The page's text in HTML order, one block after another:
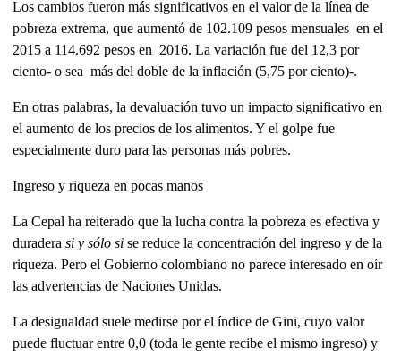
Los cambios fueron más significativos en el valor de la línea de
pobreza extrema, que aumentó de 102.109 pesos mensuales en el
2015 a 114.692 pesos en 2016. La variación fue del 12,3 por
ciento- o sea más del doble de la inflación (5,75 por ciento)-.
En otras palabras, la devaluación tuvo un impacto significativo en
el aumento de los precios de los alimentos. Y el golpe fue
especialmente duro para las personas más pobres.
Ingreso y riqueza en pocas manos
La Cepal ha reiterado que la lucha contra la pobreza es efectiva y
duraderasi y sólo si se reduce la concentración del ingreso y de la
riqueza. Pero el Gobierno colombiano no parece interesado en oír
las advertencias de Naciones Unidas.
La desigualdad suele medirse por el índice de Gini, cuyo valor
puede fluctuar entre 0,0 (toda le gente recibe el mismo ingreso) y